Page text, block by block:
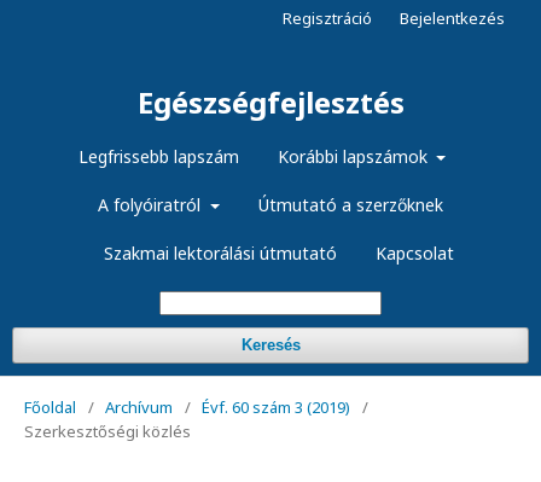
Egészségfejlesztés
Legfrissebb lapszám Korábbi lapszámok
A folyóiratról Útmutató a szerzőknek
Szakmai lektorálási útmutató Kapcsolat
Keresés
Regisztráció Bejelentkezés
Főoldal / Archívum / Évf. 60 szám 3 (2019)
/
Szerkesztőségi közlés